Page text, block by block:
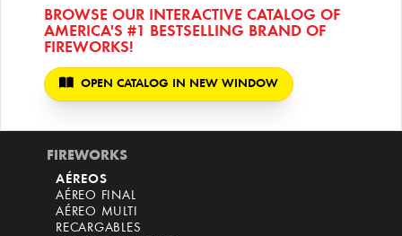
BROWSE OUR INTERACTIVE CATALOG OF
AMERICA'S #1 BESTSELLING BRAND OF
FIREWORKS!
OPEN CATALOG IN NEW WINDOW
FIREWORKS
AÉREOS
AÉREO FINAL
AÉREO MULTI
RECARGABLES